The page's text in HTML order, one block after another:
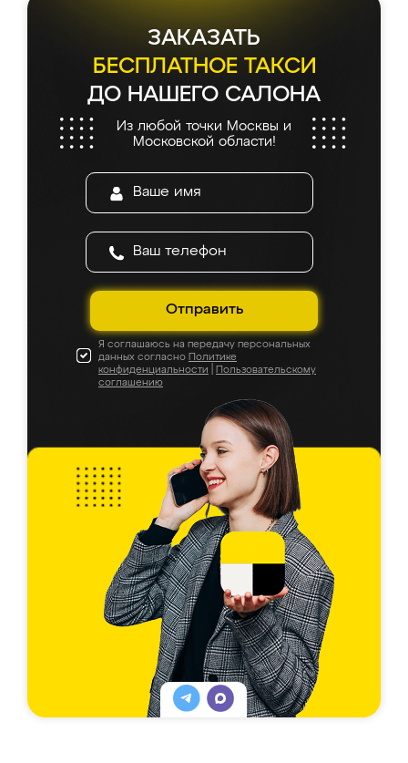
ЗАКАЗАТЬ
БЕСПЛАТНОЕ ТАКСИ
ДО НАШЕГО САЛОНА
Из любой точки Москвы и
Московской области!
Отправить
Я соглашаюсь на передачу персональных
данных согласно Политике
конфиденциальности
Пользовательскому
соглашению